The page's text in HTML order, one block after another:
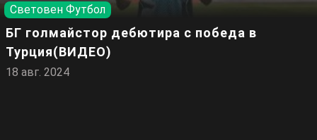
Световен Футбол
БГ голмайстор дебютира с победа в
Турция(ВИДЕО)
18 авг. 2024